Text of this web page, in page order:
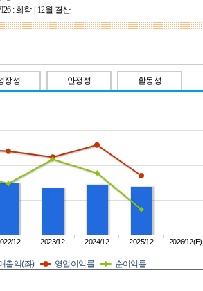
: 화학 12월 결산
장성 안정성 활동성
출액(좌) 영업이익률 순이익률
12 2023/12 2024/12 2025/12 2026/12(E)